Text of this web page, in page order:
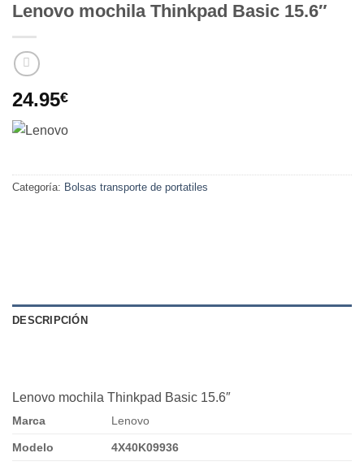
Lenovo mochila Thinkpad Basic 15.6″
24.95€
Categoría: Bolsas transporte de portatiles
DESCRIPCIÓN
Lenovo mochila Thinkpad Basic 15.6″
Marca Lenovo
Modelo 4X40K09936